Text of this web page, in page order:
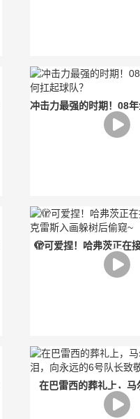
冲击力最强的时期！08
起球队？
🫣可爱捏！哈弗茨正在
雷斯入画躲树
在巴雷西的葬礼上，马
泪，向永远的6号